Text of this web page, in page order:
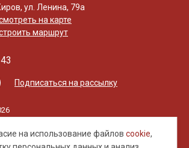
на использование файловcookie,
ул. Ленина, 79а
на карте
маршрут
Подписаться на рассылку
не является публичной